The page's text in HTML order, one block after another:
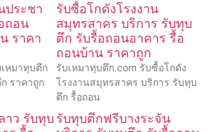
ประชา
ถอน
ราคา
หมาทุบตึก
ราคาถูก
รับซื้อโกดังโรงงาน
สมุทรสาคร บริการ รับทุบ
ตึก รับรื้อถอนอาคาร รื้อ
ถอนบ้าน ราคาถูก
รับเหมาทุบตึก.com รับซื้อโกดัง
โรงงานสมุทรสาคร บริการ รับทุบ
ตึก รื้อถอน
าว รับทุบรับทุบตึกฟรีบางระจัน